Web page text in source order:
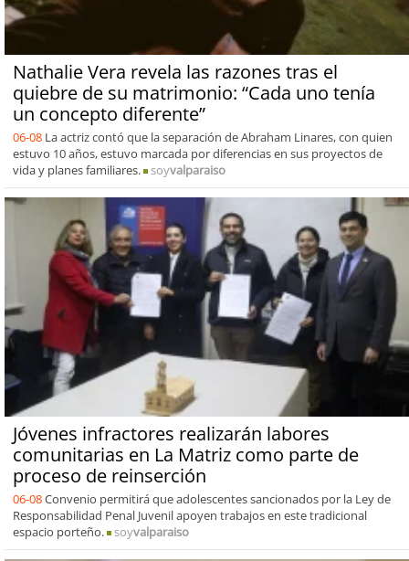
Nathalie Vera revela las razones tras el
quiebre de su matrimonio: “Cada uno tenía
un concepto diferente”
06-08 La actriz contó que la separación de Abraham Linares, con quien
estuvo 10 años, estuvo marcada por diferencias en sus proyectos de
vida y planes familiares.
soyvalparaiso
Jóvenes infractores realizarán labores
comunitarias en La Matriz como parte de
proceso de reinserción
06-08Convenio permitirá que adolescentes sancionados por la Ley de
Responsabilidad Penal Juvenil apoyen trabajos en este tradicional
espacio porteño.
soyvalparaiso